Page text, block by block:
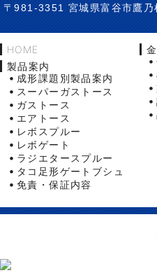
〒981-3351 宮城県富谷市鷹
HOME
製品案内
成形課題別製品案内
スーパーガストース
ガストース
エアトース
レボスプルー
レボゲート
ラジエタースプルー
タコ足形ゲートブシュ
免責・保証内容